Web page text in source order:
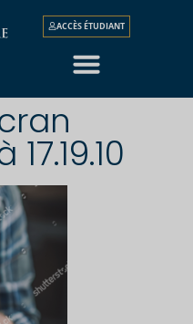
ACCÈS ÉTUDIANT